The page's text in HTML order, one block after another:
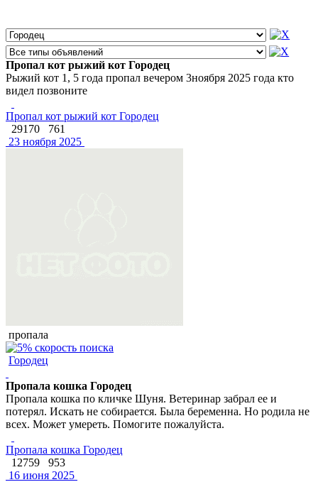
Пропал кот рыжий кот Городец
Рыжий кот 1, 5 года пропал вечером 3ноября 2025 года кто
видел позвоните
Пропал кот рыжий кот Городец
29170
761
23 ноября 2025
пропала
Городец
Пропала кошка Городец
Пропала кошка по кличке Шуня. Ветеринар забрал ее и
потерял. Искать не собирается. Была беременна. Но родила не
всех. Может умереть. Помогите пожалуйста.
Пропала кошка Городец
12759
953
16 июня 2025